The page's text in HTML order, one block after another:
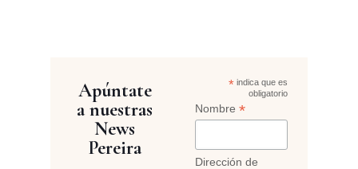
Apúntate
a nuestras
News
Pereira
* indica que es
obligatorio
Nombre *
Dirección de